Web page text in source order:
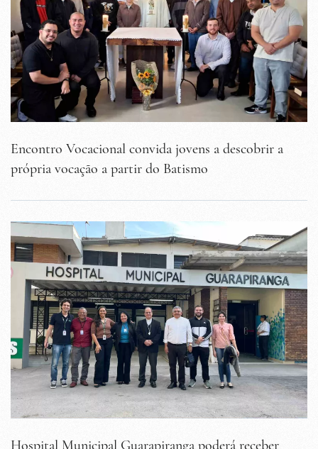
Encontro Vocacional convida jovens a descobrir a
própria vocação a partir do Batismo